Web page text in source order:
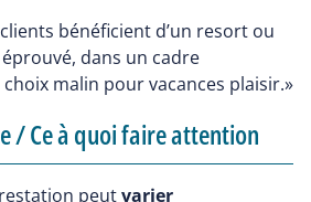
clients bénéficient d’un resort ou
dans un cadre
malin pour vacances plaisir.»
/ Ce à quoi faire attention
peutvarier